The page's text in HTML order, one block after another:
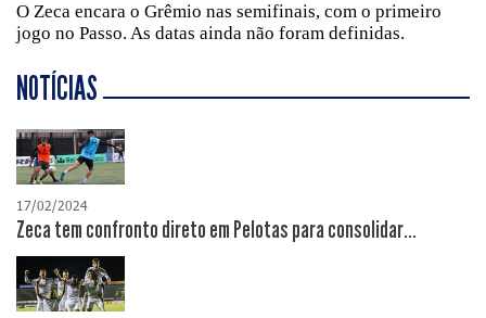
O Zeca encara o Grêmio nas semifinais, com o primeiro
jogo no Passo. As datas ainda não foram definidas.
NOTÍCIAS
17/02/2024
Zeca tem confronto direto em Pelotas para consolidar...